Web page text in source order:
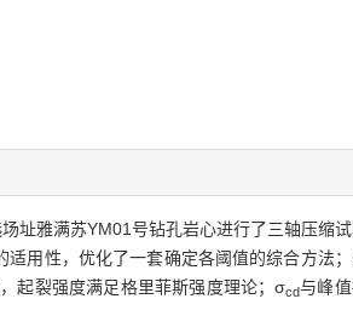
址雅满苏YM01号钻孔岩心进行了三轴压缩
适用性，优化了一套确定各阈值的综合方法
起裂强度满足格里菲斯强度理论；σcd与峰